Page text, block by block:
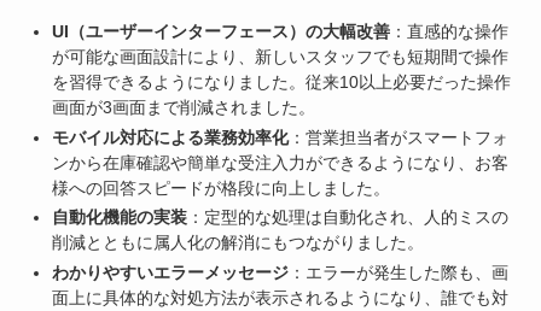
UI（ユーザーインターフェース）の大幅改善 ：直感的な操作
が可能な画面設計により、新しいスタッフでも短期間で操作
を習得できるようになりました。従来10以上必要だった操作
画面が3画面まで削減されました。
モバイル対応による業務効率化：営業担当者がスマートフォ
ンから在庫確認や簡単な受注入力ができるようになり、お客
様への回答スピードが格段に向上しました。
自動化機能の実装 ：定型的な処理は自動化され、人的ミスの
削減とともに属人化の解消にもつながりました。
わかりやすいエラーメッセージ ：エラーが発生した際も、画
面上に具体的な対処方法が表示されるようになり、誰でも対